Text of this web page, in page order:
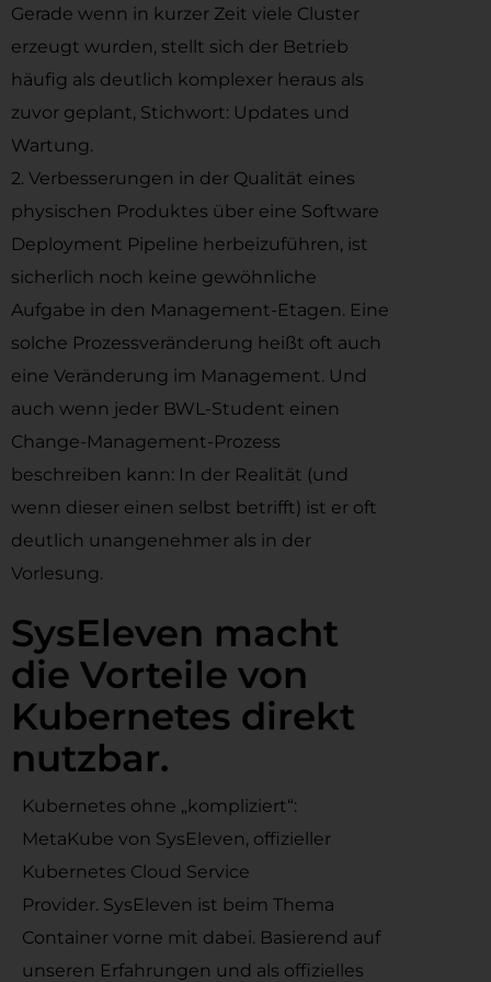
Gerade wenn in kurzer Zeit viele Cluster
erzeugt wurden, stellt sich der Betrieb
häufig als deutlich komplexer heraus als
zuvor geplant, Stichwort: Updates und
Wartung.
2. Verbesserungen in der Qualität eines
physischen Produktes über eine Software
Deployment Pipeline herbeizuführen, ist
sicherlich noch keine gewöhnliche
Aufgabe in den Management-Etagen. Eine
solche Prozessveränderung heißt oft auch
eine Veränderung im Management. Und
auch wenn jeder BWL-Student einen
Change-Management-Prozess
beschreiben kann: In der Realität (und
wenn dieser einen selbst betrifft) ist er oft
deutlich unangenehmer als in der
Vorlesung.
SysEleven macht
die Vorteile von
Kubernetes direkt
nutzbar.
Kubernetes ohne „kompliziert“:
MetaKube von SysEleven, offizieller
Kubernetes Cloud Service
Provider. SysEleven ist beim Thema
Container vorne mit dabei. Basierend auf
unseren Erfahrungen und als offizielles